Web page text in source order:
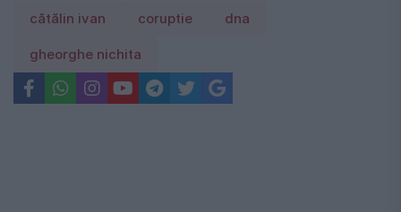
cătălin ivan coruptie dna
gheorghe nichita